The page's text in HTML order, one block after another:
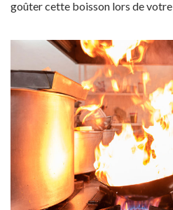
goûter cette boisson lors de votre